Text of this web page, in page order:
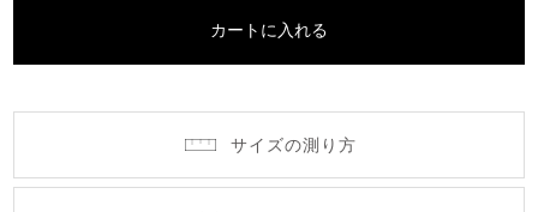
カートに入れる
サイズの測り方